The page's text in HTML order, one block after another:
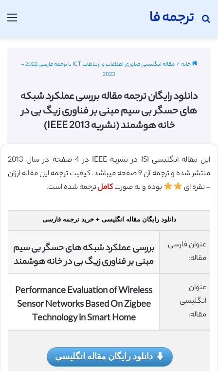
ترجمه فا
جستجو برای
خانه/
مقاله انگلیسی فناوری اطلاعات و ارتباطات ICT با ترجمه فارسی 2022 -
2023
دانلود رایگان ترجمه مقاله بررسی عملکرد شبکه
های حسگر بی سیم مبنی بر فناوری زیگ بی در
خانه هوشمند (نشریه IEEE 2013)
این مقاله انگلیسی ISI در نشریه IEEE در 4 صفحه در سال 2013
منتشر شده و ترجمه آن 9 صفحه میباشد. کیفیت ترجمه این مقاله ارزان
– نقره ای
بوده و به صورتکاملترجمه شده است.
دانلود رایگان مقاله انگلیسی + خرید ترجمه فارسی
عنوان فارسی
مقاله:
بررسی عملکرد شبکه های حسگر بی سیم
مبنی بر فناوری زیگ بی در خانه هوشمند
عنوان
انگلیسی
مقاله:
Performance Evaluation of Wireless
Sensor Networks Based On Zigbee
Technology in Smart Home
دانلود رایگان مقاله انگلیسی